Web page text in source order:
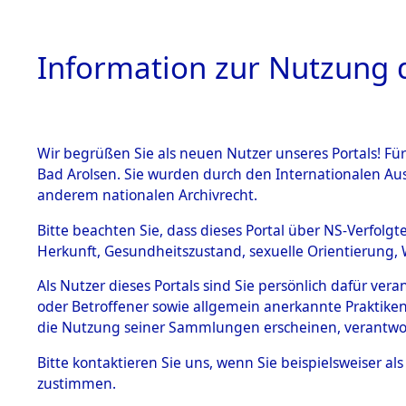
HOME
BESTÄNDE
Inhaftierungsdoku
mente
1.2.9 Beim ITS
verwahrte
1.2.9.1
Effekten aus
4Akten
DERENDINGER,
geb. 24. Januar 1883
Land
Information zur Nutzung
Wir begrüßen Sie als neuen Nutzer unseres Portals!
Bad Arolsen. Sie wurden durch den Internationalen
anderem nationalen Archivrecht.
Bitte beachten Sie, dass dieses Portal über NS-
Herkunft, Gesundheitszustand, sexuelle
Als Nutzer dieses Portals sind Sie persönlich dafür
oder Betroffener sowie allgemein anerkannte
die Nutzung seiner Sammlungen erscheinen,
Bitte kontaktieren Sie uns, wenn Sie beispielsweiser
zustimmen.